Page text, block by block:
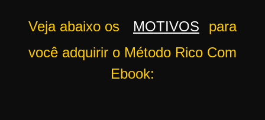
Veja abaixo os MOTIVOS
para
você adquirir o Método Rico Com
Ebook: